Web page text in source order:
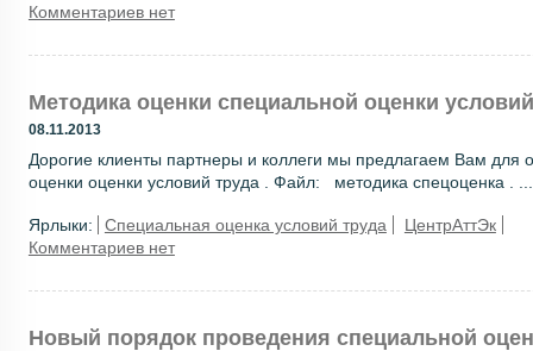
Комментариев нет
Методика оценки специальной оценки
08.11.2013
Дорогие клиенты партнеры и коллеги мы предлагаем Вам для
оценки оценки условий труда . Файл: методика спецоценка . ...
Ярлыки: Специальная оценка условий труда
ЦентрАттЭк
Комментариев нет
Новый порядок проведения специальной